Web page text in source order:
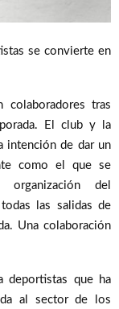
se convierte en
tras
El club y la
intención de dar un
como el que se
del
las salidas de
Una colaboración
deportistas que ha
al sector de los